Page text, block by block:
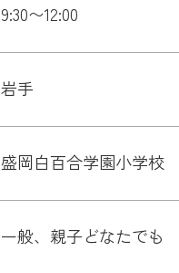
9:30〜12:00
岩手
盛岡白百合学園小学校
一般、親子どなたでも